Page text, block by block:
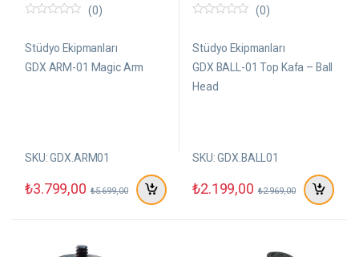
ü
e
(0)
Stüdyo Ekipmanları
GDX ARM-01 Magic Arm
SKU: GDX.ARM01
₺3.799,00 ₺5.699,00
ü
e
i
(0)
Stüdyo Ekipmanları
GDX BALL-01 Top Kafa – Ball
Head
SKU: GDX.BALL01
₺2.199,00 ₺2.969,00